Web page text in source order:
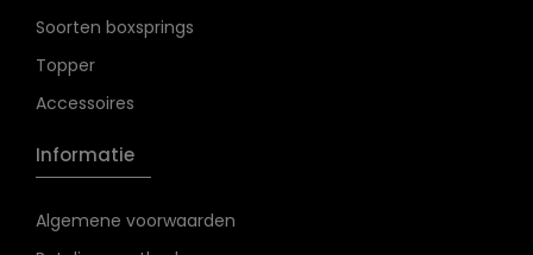
Soorten boxsprings
Topper
Accessoires
Informatie
Algemene voorwaarden